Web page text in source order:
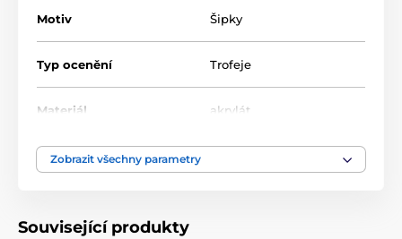
Motiv Šipky
Typ ocenění Trofeje
Materiál akrylát
Způsob personalizace
Zobrazit všechny parametry
Související produkty